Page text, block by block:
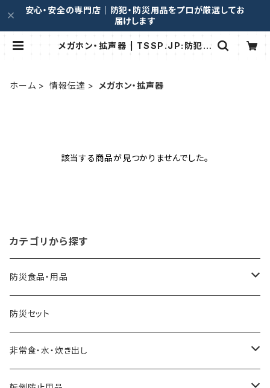
安心・安全の専門店｜防犯・防災用品をプロが厳選してお
届けします
メガホン・拡声器 | TSSP.JP:防犯グ
ホーム 情報伝達 メガホン・拡声器
該当する商品が見つかりませんでした。
カテゴリから探す
防災食品・用品
缶詰
クッキー、ビスケット
防災セット
非常食・水・炊き出し